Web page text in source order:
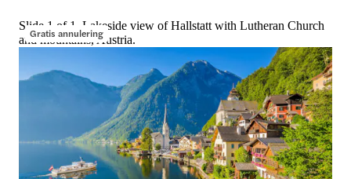
Gratis annulering
Slide 1 of 1, Lakeside view of Hallstatt with Lutheran Church
and mountains, Austria.